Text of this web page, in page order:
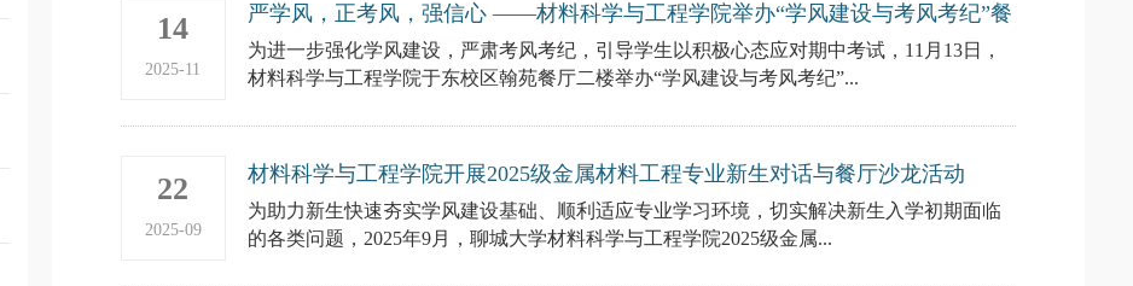
14
2025-11
严学风，正考风，强信心 ——材料科学与工程学院举办“学风建设与考风考纪”餐
厅沙龙活动
为进一步强化学风建设，严肃考风考纪，引导学生以积极心态应对期中考试，11月13日，
材料科学与工程学院于东校区翰苑餐厅二楼举办“学风建设与考风考纪”...
22
2025-09
材料科学与工程学院开展2025级金属材料工程专业新生对话与餐厅沙龙活动
为助力新生快速夯实学风建设基础、顺利适应专业学习环境，切实解决新生入学初期面临
的各类问题，2025年9月，聊城大学材料科学与工程学院2025级金属...